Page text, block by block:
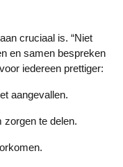
en samen bespreken
iedereen prettiger:
aangevallen.
zorgen te delen.